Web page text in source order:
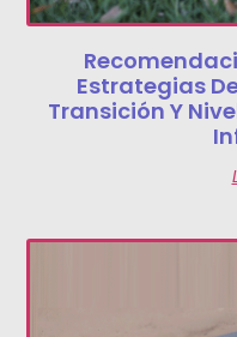
Estrategias
Transición Y